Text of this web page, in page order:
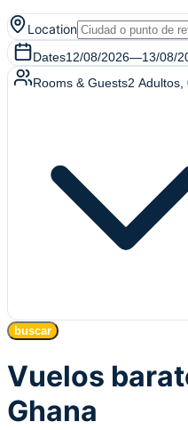
Location
Dates12/08/2026—13/08/
Rooms & Guests2 Adultos
buscar
Vuelos
Ghana